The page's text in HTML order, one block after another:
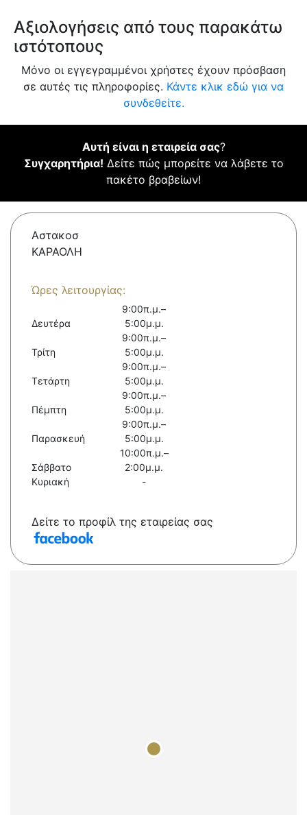
Αξιολογήσεις από τους παρακάτω
ιστότοπους
Μόνο οι εγγεγραμμένοι χρήστες έχουν πρόσβαση
σε αυτές τις πληροφορίες. Κάντε κλικ εδώ για να
συνδεθείτε.
Αυτή είναι η εταιρεία σας?
Συγχαρητήρια! Δείτε πώς μπορείτε να λάβετε το
πακέτο βραβείων!
Αστακοσ
ΚΑΡΑΟΛΗ
Ώρες λειτουργίας:
Δευτέρα
9:00π.μ.–
5:00μ.μ.
Τρίτη
9:00π.μ.–
5:00μ.μ.
Τετάρτη
9:00π.μ.–
5:00μ.μ.
Πέμπτη
9:00π.μ.–
5:00μ.μ.
Παρασκευή
9:00π.μ.–
5:00μ.μ.
Σάββατο
10:00π.μ.–
2:00μ.μ.
Κυριακή
-
Δείτε το προφίλ της εταιρείας σας